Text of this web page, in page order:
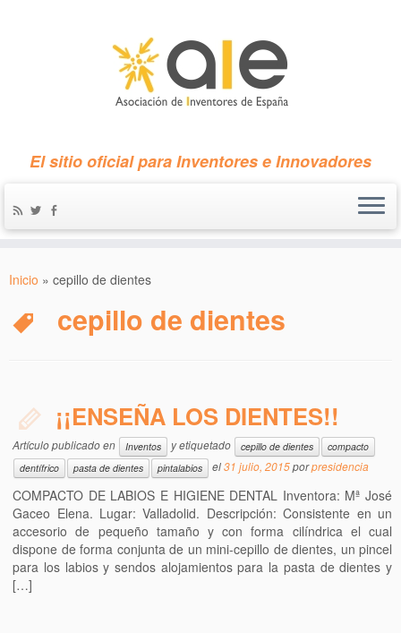
El sitio oficial para Inventores e Innovadores
Inicio » cepillo de dientes
cepillo de dientes
¡¡ENSEÑA LOS DIENTES!!
Artículo publicado en Inventos y etiquetado cepillo de dientes
compacto
dentífrico
pasta de dientes pintalabios el31 julio, 2015porpresidencia
COMPACTO DE LABIOS E HIGIENE DENTAL Inventora: Mª José
Gaceo Elena. Lugar: Valladolid. Descripción: Consistente en un
accesorio de pequeño tamaño y con forma cilíndrica el cual
dispone de forma conjunta de un mini-cepillo de dientes, un pincel
para los labios y sendos alojamientos para la pasta de dientes y
[…]